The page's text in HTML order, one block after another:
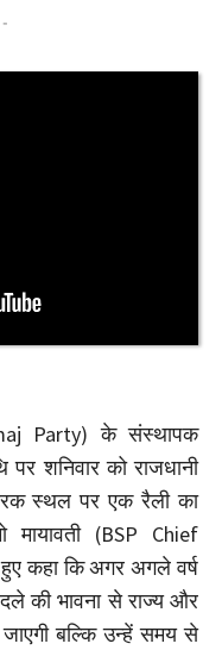
-
Party) के संस्थापक
पर शनिवार को राजधानी
स्थल पर एक रैली का
(BSP Chief
कहा कि अगर अगले वर्ष
की भावना से राज्य और
बल्कि उन्हें समय से